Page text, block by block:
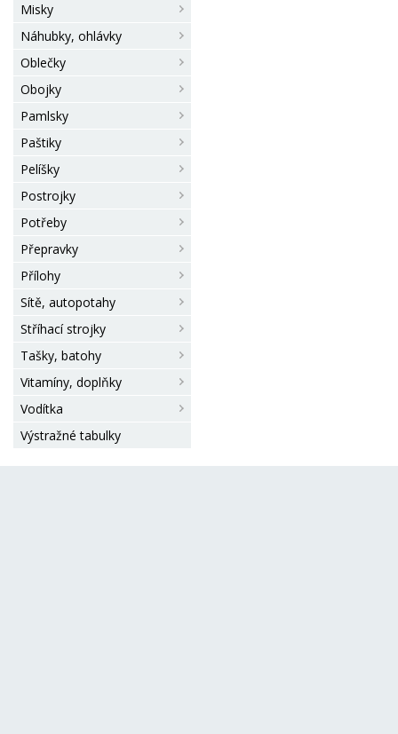
Misky
Náhubky, ohlávky
Oblečky
Obojky
Pamlsky
Paštiky
Pelíšky
Postrojky
Potřeby
Přepravky
Přílohy
Sítě, autopotahy
Stříhací strojky
Tašky, batohy
Vitamíny, doplňky
Vodítka
Výstražné tabulky